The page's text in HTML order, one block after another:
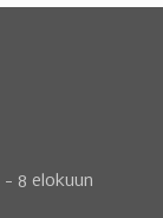
- 8 elokuun